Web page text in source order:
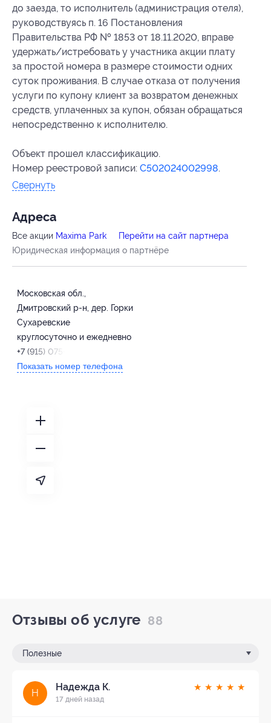
до заезда, то исполнитель (администрация отеля),
руководствуясь п. 16 Постановления
Правительства РФ № 1853 от 18.11.2020, вправе
удержать/истребовать у участника акции плату
за простой номера в размере стоимости одних
суток проживания. В случае отказа от получения
услуги по купону клиент за возвратом денежных
средств, уплаченных за купон, обязан обращаться
непосредственно к исполнителю.
Объект прошел классификацию.
Номер реестровой записи: С502024002998.
Свернуть
Адресa
Все акции Maxima Park
Перейти на сайт партнера
Юридическая информация о партнёре
Московская обл.,
Дмитровский р-н, дер. Горки
Сухаревские
круглосуточно и ежедневно
+7 (915) 075-02-01
Показать номер телефона
Отзывы об услуге 88
Полезные
Н
Надежда К.
17 дней назад
★ ★ ★ ★ ★